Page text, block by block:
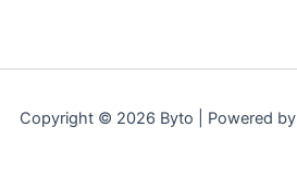
Copyright © 2026 Byto | Powered by